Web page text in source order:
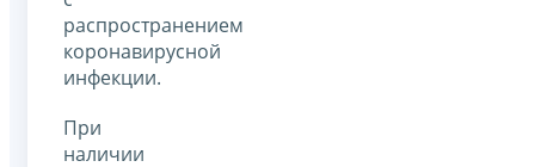
распространением
коронавирусной
инфекции.
При
наличии